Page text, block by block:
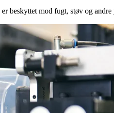
beskyttet mod fugt, støv og